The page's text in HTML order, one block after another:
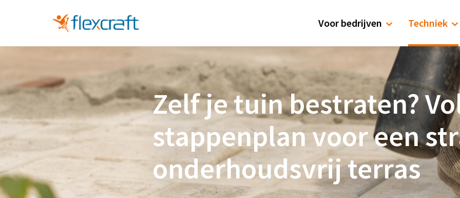
Voor bedrijven Techniek
Zelf je tuin bestraten?
stappenplan voor een
onderhoudsvrij terras